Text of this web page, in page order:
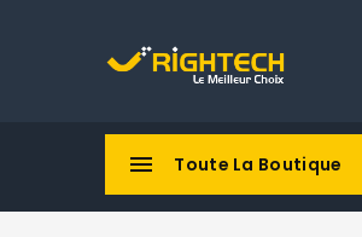
 Toute La Boutique